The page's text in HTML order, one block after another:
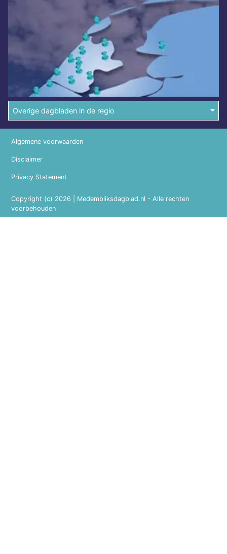
Overige dagbladen in de regio
Copyright (c) 2026 | Medembliksdagblad.nl - Alle rechten
voorbehouden
Algemene voorwaarden
Disclaimer
Privacy Statement